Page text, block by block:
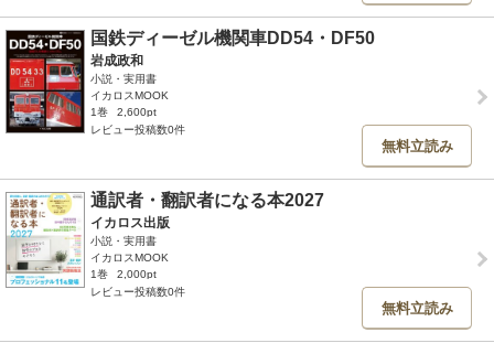
国鉄ディーゼル機関車DD54・DF50
岩成政和
小説・実用書
イカロスMOOK
1巻
2,600pt
レビュー投稿数0件
無料立読み
通訳者・翻訳者になる本2027
イカロス出版
小説・実用書
イカロスMOOK
1巻
2,000pt
レビュー投稿数0件
無料立読み